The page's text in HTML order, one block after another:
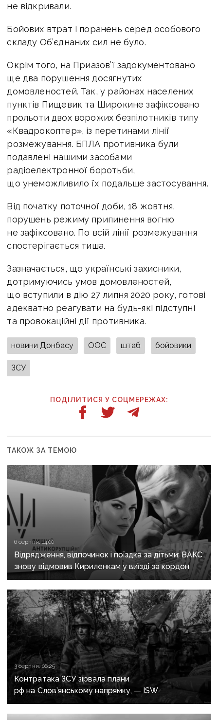
не відкривали.
Бойових втрат і поранень серед особового
складу Об’єднаних сил не було.
Окрім того, на Приазов’ї задокументовано
ще два порушення досягнутих
домовленостей. Так, у районах населених
пунктів Пищевик та Широкине зафіксовано
прольоти двох ворожих безпілотників типу
«Квадрокоптер», із перетинами лінії
розмежування. БПЛА противника були
подавлені нашими засобами
радіоелектронної боротьби,
що унеможливило їх подальше застосування.
Від початку поточної доби, 18 жовтня,
порушень режиму припинення вогню
не зафіксовано. По всій лінії розмежування
спостерігається тиша.
Зазначається, що українські захисники,
дотримуючись умов домовленостей,
що вступили в дію 27 липня 2020 року, готові
адекватно реагувати на будь-які підступні
та провокаційні дії противника.
новини Донбасу ООС штаб бойовики
ЗСУ
ПОДІЛИТИСЯ У СОЦМЕРЕЖАХ:
ТАКОЖ ЗА ТЕМОЮ
6 серпня, 14:00
Відрядження, відпочинок і поїздка за дітьми: ВАКС
знову відмовив Кириленкам у виїзді за кордон
3 серпня, 06:25
Контратака ЗСУ зірвала плани
рф на Слов’янському напрямку, — ISW